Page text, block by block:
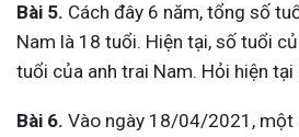
Bài 5. Cách đây 6 năm, tổng số
Nam là 18 tuổi. Hiện tại, số tuổi
tuổi của anh trai Nam. Hỏi hiện
Bài 6. Vào ngày 18/04/2021, một